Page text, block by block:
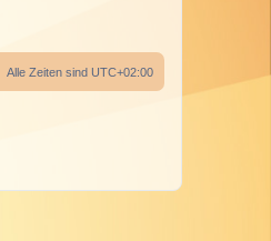
Alle Zeiten sind UTC+02:00